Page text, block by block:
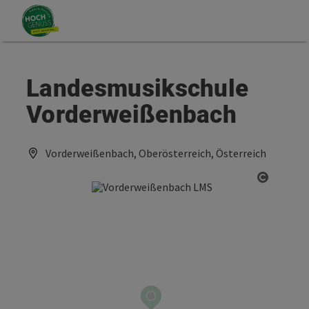
Zum Inhalt
Zum Seitenanfang
Landesmusikschule
Vorderweißenbach
Vorderweißenbach, Oberösterreich, Österreich